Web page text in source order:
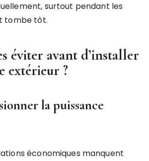
surtout pendant les
tombe tôt.
éviter avant d’installer
extérieur ?
la puissance
économiques manquent